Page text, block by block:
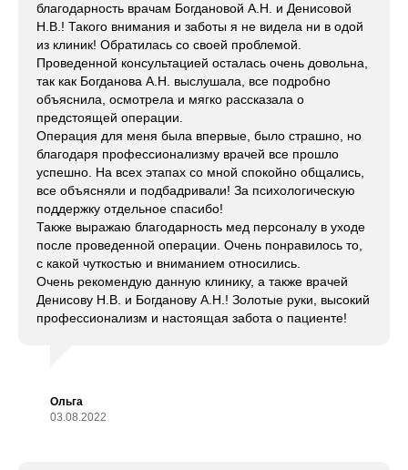
благодарность врачам Богдановой А.Н. и Денисовой
Н.В.! Такого внимания и заботы я не видела ни в одой
из клиник! Обратилась со своей проблемой.
Проведенной консультацией осталась очень довольна,
так как Богданова А.Н. выслушала, все подробно
объяснила, осмотрела и мягко рассказала о
предстоящей операции.
Операция для меня была впервые, было страшно, но
благодаря профессионализму врачей все прошло
успешно. На всех этапах со мной спокойно общались,
все объясняли и подбадривали! За психологическую
поддержку отдельное спасибо!
Также выражаю благодарность мед персоналу в уходе
после проведенной операции. Очень понравилось то,
с какой чуткостью и вниманием относились.
Очень рекомендую данную клинику, а также врачей
Денисову Н.В. и Богданову А.Н.! Золотые руки, высокий
профессионализм и настоящая забота о пациенте!
Ольга
03.08.2022